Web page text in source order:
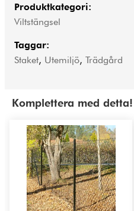
Produktkategori:
Viltstängsel
Taggar:
Staket, Utemiljö, Trädgård
Komplettera med detta!